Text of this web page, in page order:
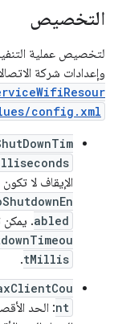
التخصيص
لتخصيص عملية
وإعدادات شركة
config.xml
الإيقاف لا
abled. يمكن
tMillis
.
nt: الحد